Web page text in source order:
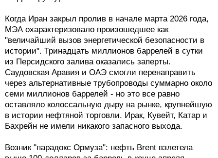
Когда Иран закрыл пролив в начале марта 2026 года,
МЭА охарактеризовало произошедшее как
"величайший вызов энергетической безопасности в
истории". Тринадцать миллионов баррелей в сутки
из Персидского залива оказались заперты.
Саудовская Аравия и ОАЭ смогли перенаправить
через альтернативные трубопроводы суммарно около
семи миллионов баррелей - но это все равно
оставляло колоссальную дыру на рынке, крупнейшую
в истории нефтяной торговли. Ирак, Кувейт, Катар и
Бахрейн не имели никакого запасного выхода.
Возник "парадокс Ормуза": нефть Brent взлетела